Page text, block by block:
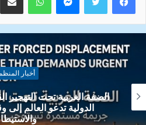
أخبار
صالح محمد ظاهر يشارك
الاوكراني حول قضايا
العربية